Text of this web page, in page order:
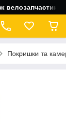
Покришки та